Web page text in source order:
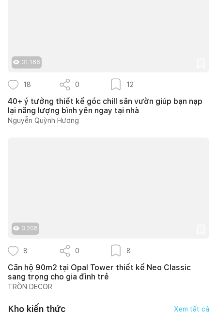
31.186
18 0 12
40+ ý tưởng thiết kế góc chill sân vườn giúp bạn nạp
lại năng lượng bình yên ngay tại nhà
Nguyễn Quỳnh Hương
3.208
8 0 8
Căn hộ 90m2 tại Opal Tower thiết kế Neo Classic
sang trọng cho gia đình trẻ
TRÒN DECOR
Kho kiến thức Xem tất cả